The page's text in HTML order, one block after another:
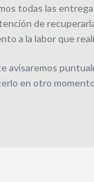
todas las
de
a la labor que
avisaremos
en otro